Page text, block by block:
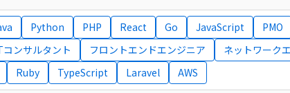
Python PHP React Go JavaScript PMO
コンサルタント フロントエンドエンジニア ネットワーク
Ruby TypeScript Laravel AWS